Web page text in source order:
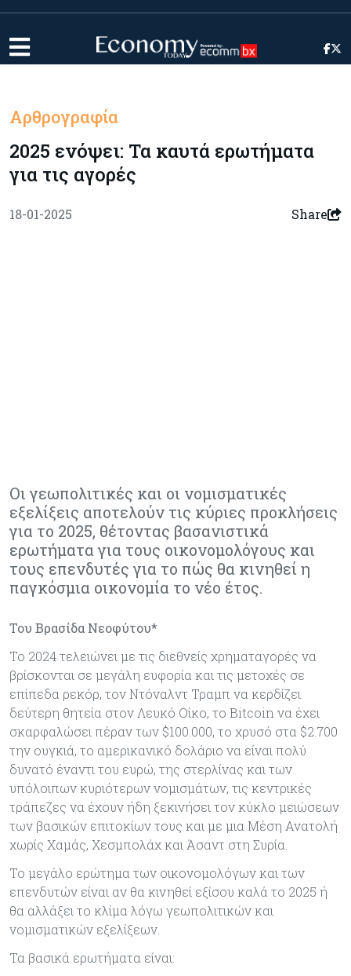
Αρθρογραφία
2025 ενόψει: Τα καυτά ερωτήματα
για τις αγορές
18-01-2025 Share
Οι γεωπολιτικές και οι νομισματικές
εξελίξεις αποτελούν τις κύριες προκλήσεις
για το 2025, θέτοντας βασανιστικά
ερωτήματα για τους οικονομολόγους και
τους επενδυτές για το πώς θα κινηθεί η
παγκόσμια οικονομία το νέο έτος.
Του Βρασίδα Νεοφύτου*
Το 2024 τελειώνει µε τις διεθνείς χρηµαταγορές να
βρίσκονται σε µεγάλη ευφορία και τις µετοχές σε
επίπεδα ρεκόρ, τον Ντόναλντ Τραµπ να κερδίζει
δεύτερη θητεία στον Λευκό Οίκο, το Bitcoin να έχει
σκαρφαλώσει πέραν των $100.000, το χρυσό στα $2.700
την ουγκιά, το αµερικανικό δολάριο να είναι πολύ
δυνατό έναντι του ευρώ, της στερλίνας και των
υπόλοιπων κυριότερων νοµισµάτων, τις κεντρικές
τράπεζες να έχουν ήδη ξεκινήσει τον κύκλο µειώσεων
των βασικών επιτοκίων τους και µε µια Μέση Ανατολή
χωρίς Χαµάς, Χεσµπολάχ και Άσαντ στη Συρία.
Το µεγάλο ερώτηµα των οικονοµολόγων και των
επενδυτών είναι αν θα κινηθεί εξίσου καλά το 2025 ή
θα αλλάξει το κλίµα λόγω γεωπολιτικών και
νοµισµατικών εξελίξεων.
Τα βασικά ερωτήματα είναι: